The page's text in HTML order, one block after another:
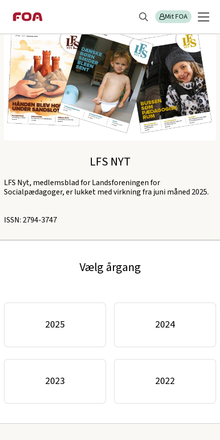
til
hovedindhold
til
hovedmenu
Søg Mit FOA
menu
LFS
LFS NYT
LFS Nyt, medlemsblad for Landsforeningen for
Socialpædagoger, er lukket med virkning fra juni måned 2025.
ISSN: 2794-3747
Vælg årgang
2025 2024
2023 2022